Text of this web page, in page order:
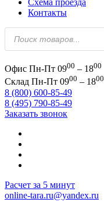
Схема проезда
Контакты
Поиск
товаров
Офис Пн-Пт 0900 – 1800
Склад Пн-Пт 0900 – 1800
8 (800) 600-85-49
8 (495) 790-85-49
Заказать звонок
Расчет за 5 минут
online-tara.ru@yandex.ru